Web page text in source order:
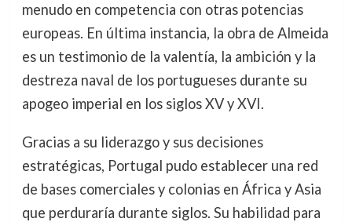
menudo en competencia con otras potencias
europeas. En última instancia, la obra de Almeida
es un testimonio de la valentía, la ambición y la
destreza naval de los portugueses durante su
apogeo imperial en los siglos XV y XVI.
Gracias a su liderazgo y sus decisiones
estratégicas, Portugal pudo establecer una red
de bases comerciales y colonias en África y Asia
que perduraría durante siglos. Su habilidad para